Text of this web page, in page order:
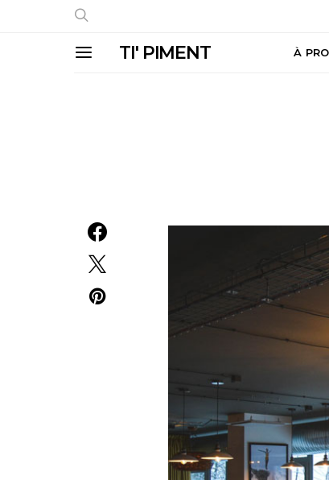
TI' PIMENT À